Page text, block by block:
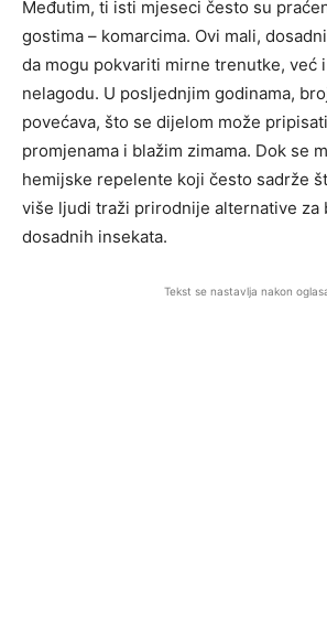
Međutim, ti isti mjeseci često su
gostima – komarcima. Ovi mali,
da mogu pokvariti mirne trenutke, već
nelagodu. U posljednjim godinama,
povećava, što se dijelom može
promjenama i blažim zimama. Dok se
hemijske repelente koji često sadrže
više ljudi traži prirodnije alternative za
dosadnih insekata.
Tekst se nastavlja nakon